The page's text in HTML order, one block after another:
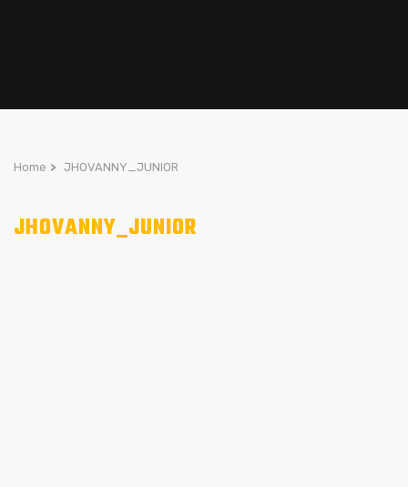
Home > JHOVANNY_JUNIOR
JHOVANNY_JUNIOR